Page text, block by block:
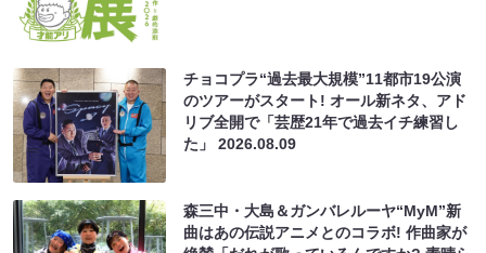
チョコプラ“過去最大規模”11都市19公演
のツアーがスタート! オール新ネタ、アド
リブ全開で「芸歴21年で過去イチ練習し
た」2026.08.09
森三中・大島＆ガンバレルーヤ“MyM”新
曲はあの伝説アニメとのコラボ! 作曲家が